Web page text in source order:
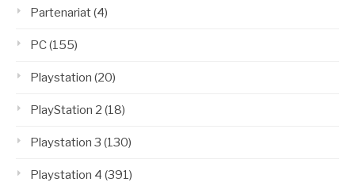
Partenariat(4)
PC(155)
Playstation (20)
PlayStation 2 (18)
Playstation 3 (130)
Playstation 4 (391)